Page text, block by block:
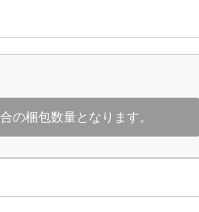
の梱包数量となります。